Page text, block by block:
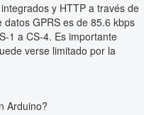
y HTTP a través de
GPRS es de 85.6 kbps
1 a CS-4. Es importante
verse limitado por la
Arduino?